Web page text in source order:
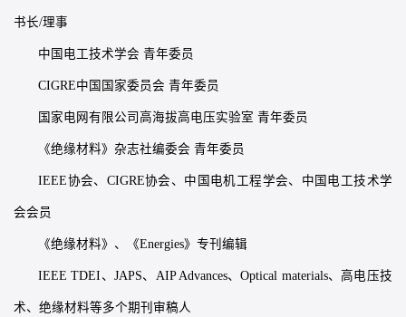
书长/理事
中国电工技术学会 青年委员
CIGRE中国国家委员会 青年委员
国家电网有限公司高海拔高电压实验室 青年委员
《绝缘材料》杂志社编委会 青年委员
IEEE协会、CIGRE协会、中国电机工程学会、中国电工技术学
会会员
《绝缘材料》、《Energies》专刊编辑
IEEE TDEI、JAPS、AIP Advances、Optical materials、高电压技
术、绝缘材料等多个期刊审稿人